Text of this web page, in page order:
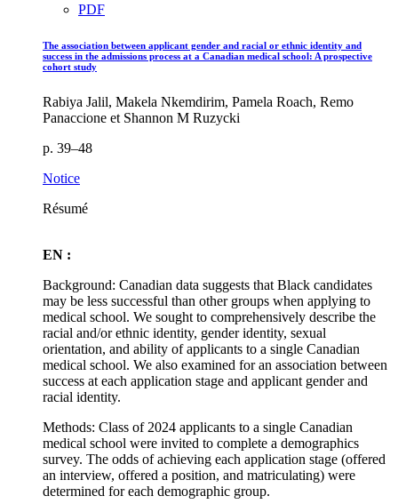
PDF
The association between applicant gender and racial or ethnic identity and
success in the admissions process at a Canadian medical school: A prospective
cohort study
Rabiya Jalil, Makela Nkemdirim, Pamela Roach, Remo
Panaccione et Shannon M Ruzycki
p. 39–48
Notice
Résumé
EN :
Background: Canadian data suggests that Black candidates
may be less successful than other groups when applying to
medical school. We sought to comprehensively describe the
racial and/or ethnic identity, gender identity, sexual
orientation, and ability of applicants to a single Canadian
medical school. We also examined for an association between
success at each application stage and applicant gender and
racial identity.
Methods: Class of 2024 applicants to a single Canadian
medical school were invited to complete a demographics
survey. The odds of achieving each application stage (offered
an interview, offered a position, and matriculating) were
determined for each demographic group.